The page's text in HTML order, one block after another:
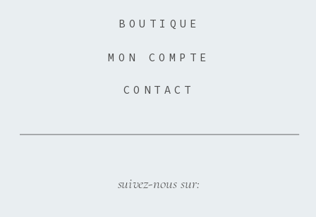
suivez-nous sur:
CONTACT
BOUTIQUE
MON COMPTE